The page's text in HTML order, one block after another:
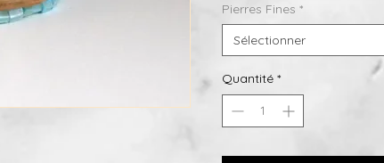
Pierres Fines *
Sélectionner
Quantité *